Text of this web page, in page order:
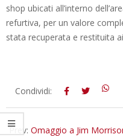
shop ubicati all’interno
refurtiva, per un valore
stata recuperata e restituita
2018-
14
Condividi:
Prev: Omaggio a Jim